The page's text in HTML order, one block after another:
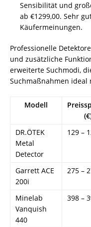
Sensibilität und
ab €1299,00. Sehr
Käufermeinungen.
Professionelle
und zusätzliche
erweiterte Suchmodi,
Suchmaßnahmen ideal
Modell
DR.ÖTEK
Metal
Detector
129 –
Garrett ACE
200i
275 –
Minelab
Vanquish
440
398 –